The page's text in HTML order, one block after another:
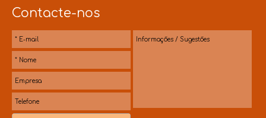
Contacte-nos